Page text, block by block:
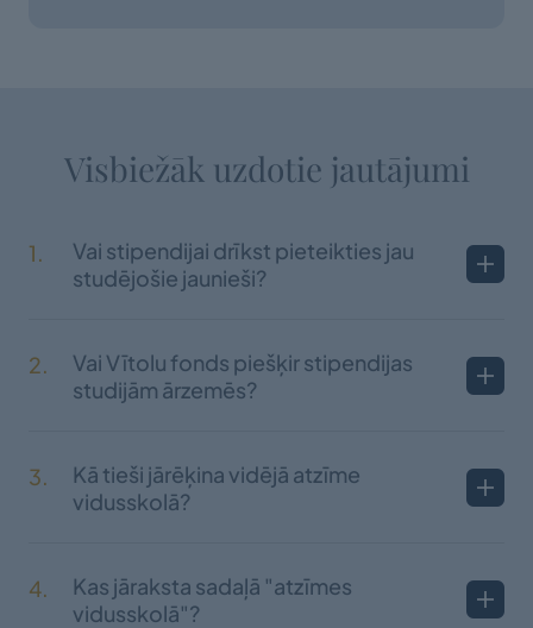
Visbiežāk uzdotie jautājumi
1.
Vai stipendijai drīkst pieteikties jau
studējošie jaunieši?
2.
Vai Vītolu fonds piešķir stipendijas
studijām ārzemēs?
3.
Kā tieši jārēķina vidējā atzīme
vidusskolā?
4.
Kas jāraksta sadaļā "atzīmes
vidusskolā"?